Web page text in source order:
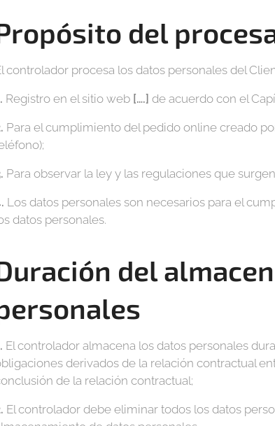
del
controlador procesa los datos personales del
Registro en el sitio web [….] de acuerdo con el
Para el cumplimiento del pedido online creado
Para observar la ley y las regulaciones que
Los datos personales son necesarios para el
datos personales.
del
El controlador almacena los datos personales
derivados de la relación contractual
de la relación contractual;
El controlador debe eliminar todos los datos